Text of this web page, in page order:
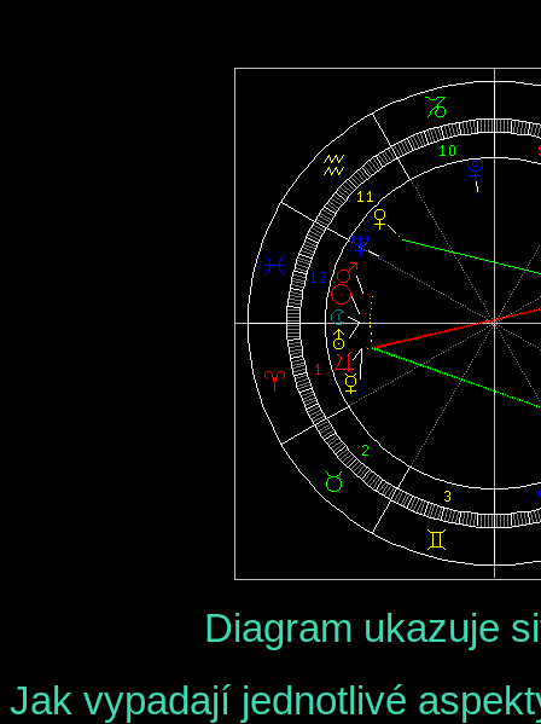
Diagram ukazuje
Jak vypadají jednotlivé